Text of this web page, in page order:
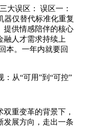
大误区： 误区一：
器仅替代标准化重复
提供情感陪伴的核心
融人才需求持续上
本。一年内就要回
从“可用”到“可控”
重变革的背景下，
发展方向，走出一条